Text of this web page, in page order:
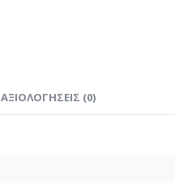
ΑΞΙΟΛΟΓΉΣΕΙΣ (0)